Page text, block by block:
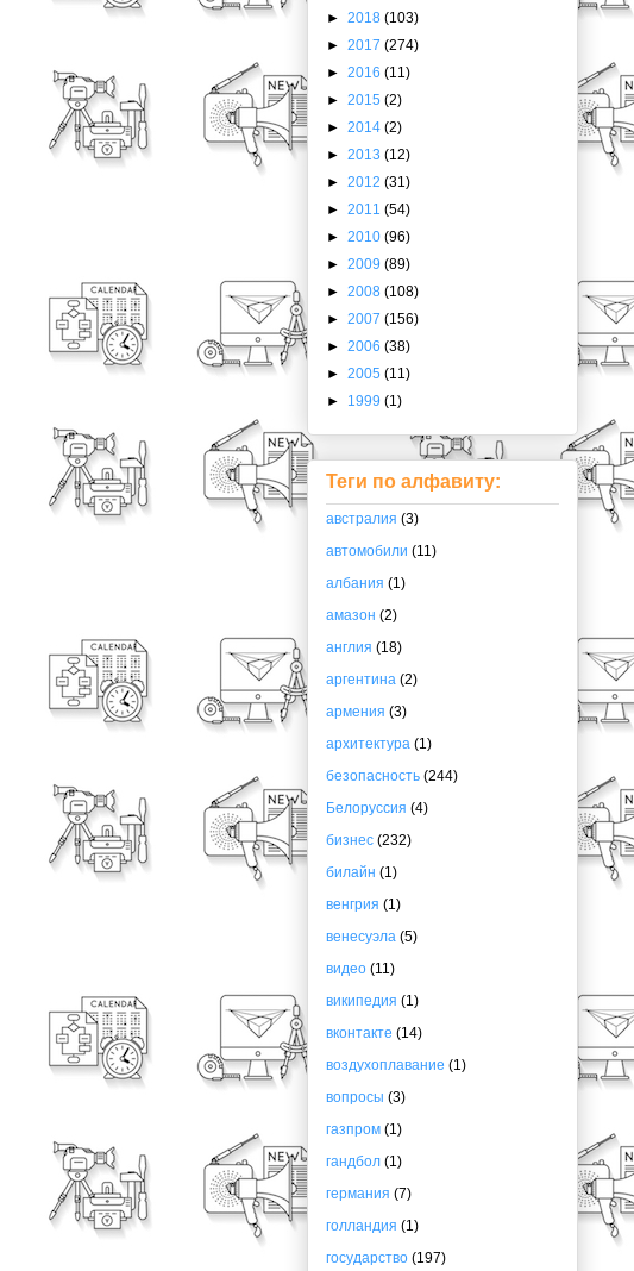
► 2018 (103)
► 2017 (274)
► 2016 (11)
► 2015 (2)
► 2014 (2)
► 2013 (12)
► 2012 (31)
► 2011 (54)
► 2010 (96)
► 2009 (89)
► 2008 (108)
► 2007 (156)
► 2006 (38)
► 2005 (11)
► 1999 (1)
Теги по алфавиту:
австралия (3)
автомобили (11)
албания (1)
амазон (2)
англия (18)
аргентина (2)
армения (3)
архитектура (1)
безопасность (244)
Белоруссия (4)
бизнес (232)
билайн (1)
венгрия (1)
венесуэла (5)
видео (11)
википедия (1)
вконтакте (14)
воздухоплавание (1)
вопросы (3)
газпром (1)
гандбол (1)
германия (7)
голландия (1)
государство (197)